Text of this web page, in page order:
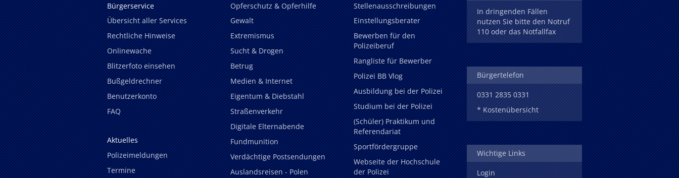
Bürgerservice
Übersicht aller Services
Rechtliche Hinweise
Onlinewache
Blitzerfoto einsehen
Bußgeldrechner
Benutzerkonto
FAQ
Aktuelles
Polizeimeldungen
Termine
Opferschutz & Opferhilfe
Gewalt
Extremismus
Sucht & Drogen
Betrug
Medien & Internet
Eigentum & Diebstahl
Straßenverkehr
Digitale Elternabende
Fundmunition
Verdächtige Postsendungen
Auslandsreisen - Polen
Stellenausschreibungen
Einstellungsberater
Bewerben für den
Polizeiberuf
Rangliste für Bewerber
Polizei BB Vlog
Ausbildung bei der Polizei
Studium bei der Polizei
(Schüler) Praktikum und
Referendariat
Sportfördergruppe
Webseite der Hochschule
der Polizei
In dringenden Fällen
nutzen Sie bitte den Notruf
110 oder das Notfallfax
Bürgertelefon
0331 2835 0331
* Kostenübersicht
Wichtige Links
Login